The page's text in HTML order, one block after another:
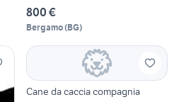
800 €
Bergamo(BG)
Cane da caccia compagnia